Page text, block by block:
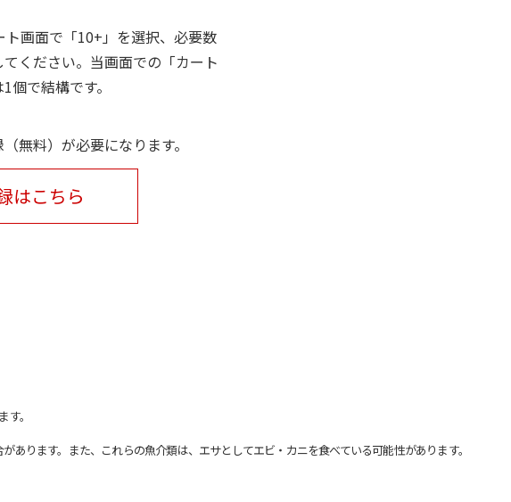
画面で「10+」を選択、必要数
ください。当画面での「カート
で結構です。
無料）が必要になります。
はこちら
。
ります。また、これらの魚介類は、エサとしてエビ・カニを食べている可能性があります。